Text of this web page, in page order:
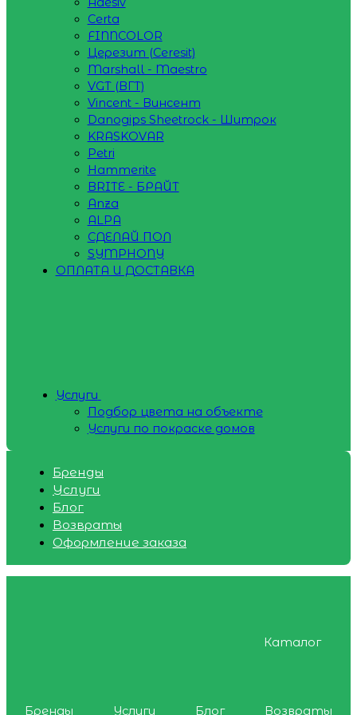
Certa
FINNCOLOR
Церезит (Ceresit)
Marshall - Maestro
VGT (ВГТ)
Vincent - Винсент
Danogips Sheetrock - Шитрок
KRASKOVAR
Petri
Hammerite
BRITE - БРАЙТ
Anza
ALPA
СДЕЛАЙ ПОЛ
SYMPHONY
ОПЛАТА И ДОСТАВКА
Услуги
Подбор цвета на объекте
Услуги по покраске домов
Бренды
Услуги
Блог
Возвраты
Оформление заказа
Каталог
Бренды Услуги Блог
Возвраты